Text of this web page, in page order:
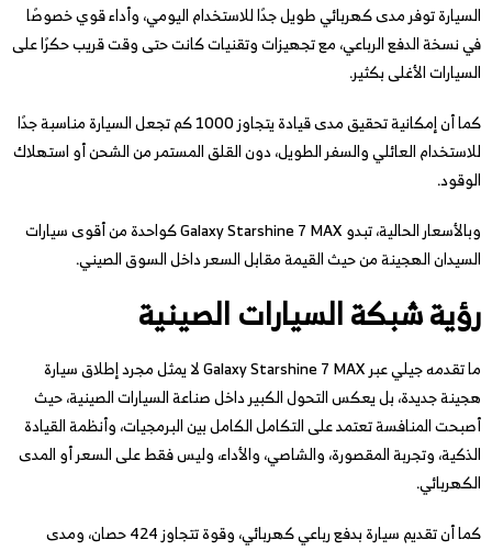
السيارة توفر مدى كهربائي طويل جدًا للاستخدام اليومي، وأداء قوي خصوصًا
في نسخة الدفع الرباعي، مع تجهيزات وتقنيات كانت حتى وقت قريب حكرًا على
السيارات الأغلى بكثير.
كما أن إمكانية تحقيق مدى قيادة يتجاوز 1000 كم تجعل السيارة مناسبة جدًا
للاستخدام العائلي والسفر الطويل، دون القلق المستمر من الشحن أو استهلاك
الوقود.
وبالأسعار الحالية، تبدو Galaxy Starshine 7 MAX كواحدة من أقوى سيارات
السيدان الهجينة من حيث القيمة مقابل السعر داخل السوق الصيني.
رؤية شبكة السيارات الصينية
ما تقدمه جيلي عبر Galaxy Starshine 7 MAX لا يمثل مجرد إطلاق سيارة
هجينة جديدة، بل يعكس التحول الكبير داخل صناعة السيارات الصينية، حيث
أصبحت المنافسة تعتمد على التكامل الكامل بين البرمجيات، وأنظمة القيادة
الذكية، وتجربة المقصورة، والشاصي، والأداء، وليس فقط على السعر أو المدى
الكهربائي.
كما أن تقديم سيارة بدفع رباعي كهربائي، وقوة تتجاوز 424 حصان، ومدى